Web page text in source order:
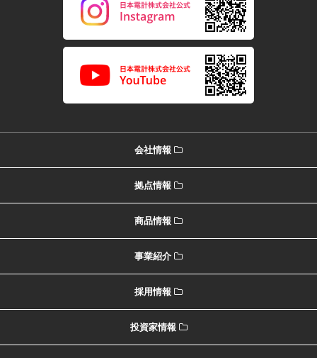
会社情報
拠点情報
商品情報
事業紹介
採用情報
投資家情報